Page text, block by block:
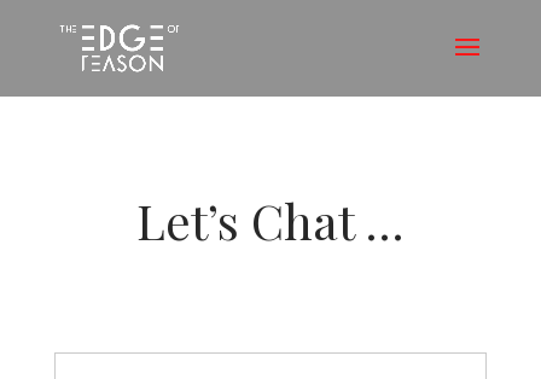
Let’s Chat …